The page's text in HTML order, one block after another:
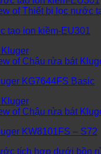
tạo ion kiềm-EU301
KG7644FS Basic
KW8101FS – S72